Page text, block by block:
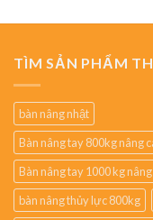
TÌM SẢN PHẨM
bàn nâng nhật
Bàn nâng tay 800kg nâng
Bàn nâng tay 1000 kg
bàn nâng thủy lực 800kg